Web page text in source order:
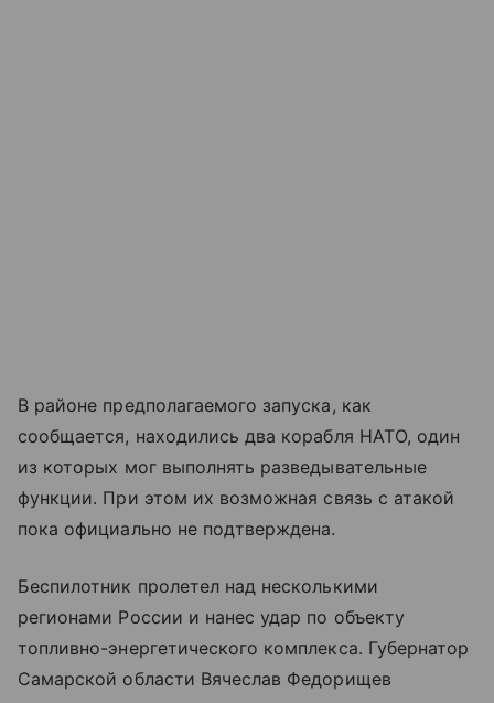
В районе предполагаемого запуска, как
сообщается, находились два корабля НАТО, один
из которых мог выполнять разведывательные
функции. При этом их возможная связь с атакой
пока официально не подтверждена.
Беспилотник пролетел над несколькими
регионами России и нанес удар по объекту
топливно-энергетического комплекса. Губернатор
Самарской области Вячеслав Федорищев